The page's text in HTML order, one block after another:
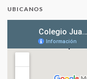
UBICANOS